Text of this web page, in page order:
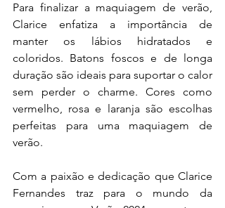
Para finalizar a maquiagem de verão,
Clarice enfatiza a importância de
manter os lábios hidratados e
coloridos. Batons foscos e de longa
duração são ideais para suportar o calor
sem perder o charme. Cores como
vermelho, rosa e laranja são escolhas
perfeitas para uma maquiagem de
verão.
Com a paixão e dedicação que Clarice
Fernandes traz para o mundo da